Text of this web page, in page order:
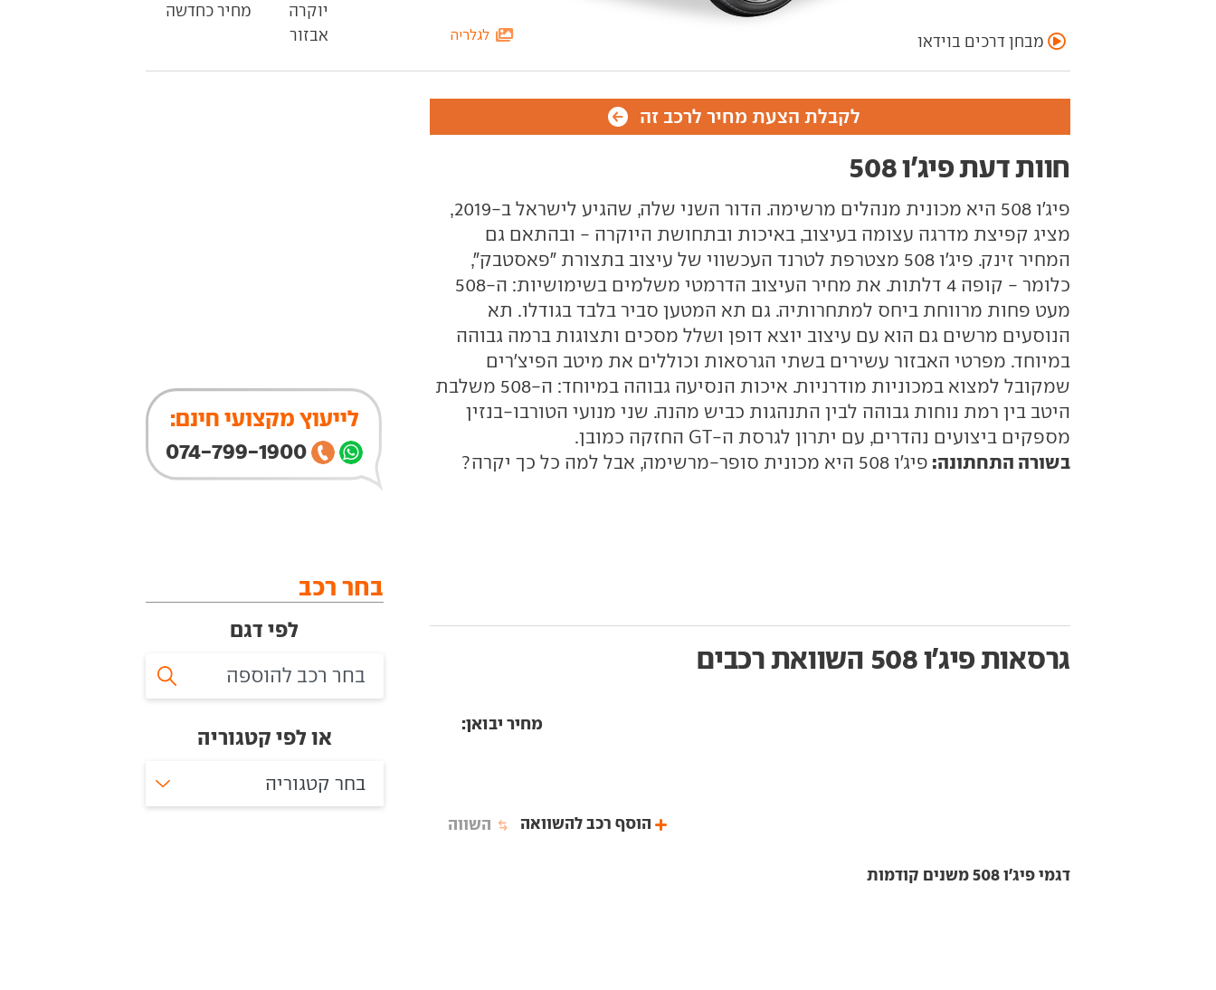
לגלריה מבחן דרכים בוידאו
יוקרה
אבזור
מחיר כחדשה
לקבלת הצעת מחיר לרכב זה
חוות דעת פיג'ו 508
פיג'ו 508 היא מכונית מנהלים מרשימה. הדור השני שלה, שהגיע לישראל ב-2019,
מציג קפיצת מדרגה עצומה בעיצוב, באיכות ובתחושת היוקרה - ובהתאם גם
המחיר זינק. פיג'ו 508 מצטרפת לטרנד העכשווי של עיצוב בתצורת "פאסטבק",
כלומר - קופה 4 דלתות. את מחיר העיצוב הדרמטי משלמים בשימושיות: ה-508
מעט פחות מרווחת ביחס למתחרותיה. גם תא המטען סביר בלבד בגודלו. תא
הנוסעים מרשים גם הוא עם עיצוב יוצא דופן ושלל מסכים ותצוגות ברמה גבוהה
במיוחד. מפרטי האבזור עשירים בשתי הגרסאות וכוללים את מיטב הפיצ'רים
שמקובל למצוא במכוניות מודרניות. איכות הנסיעה גבוהה במיוחד: ה-508 משלבת
היטב בין רמת נוחות גבוהה לבין התנהגות כביש מהנה. שני מנועי הטורבו-בנזין
מספקים ביצועים נהדרים, עם יתרון לגרסת ה-GT החזקה כמובן.
בשורה התחתונה: פיג'ו 508 היא מכונית סופר-מרשימה, אבל למה כל כך יקרה?
גרסאות פיג'ו 508 השוואת רכבים
מחיר יבואן:
השווה הוסף רכב להשוואה
דגמי פיג'ו 508 משנים קודמות
לייעוץ מקצועי חינם:
074-799-1900
בחר רכב
לפי דגם
או לפי קטגוריה
בחר קטגוריה